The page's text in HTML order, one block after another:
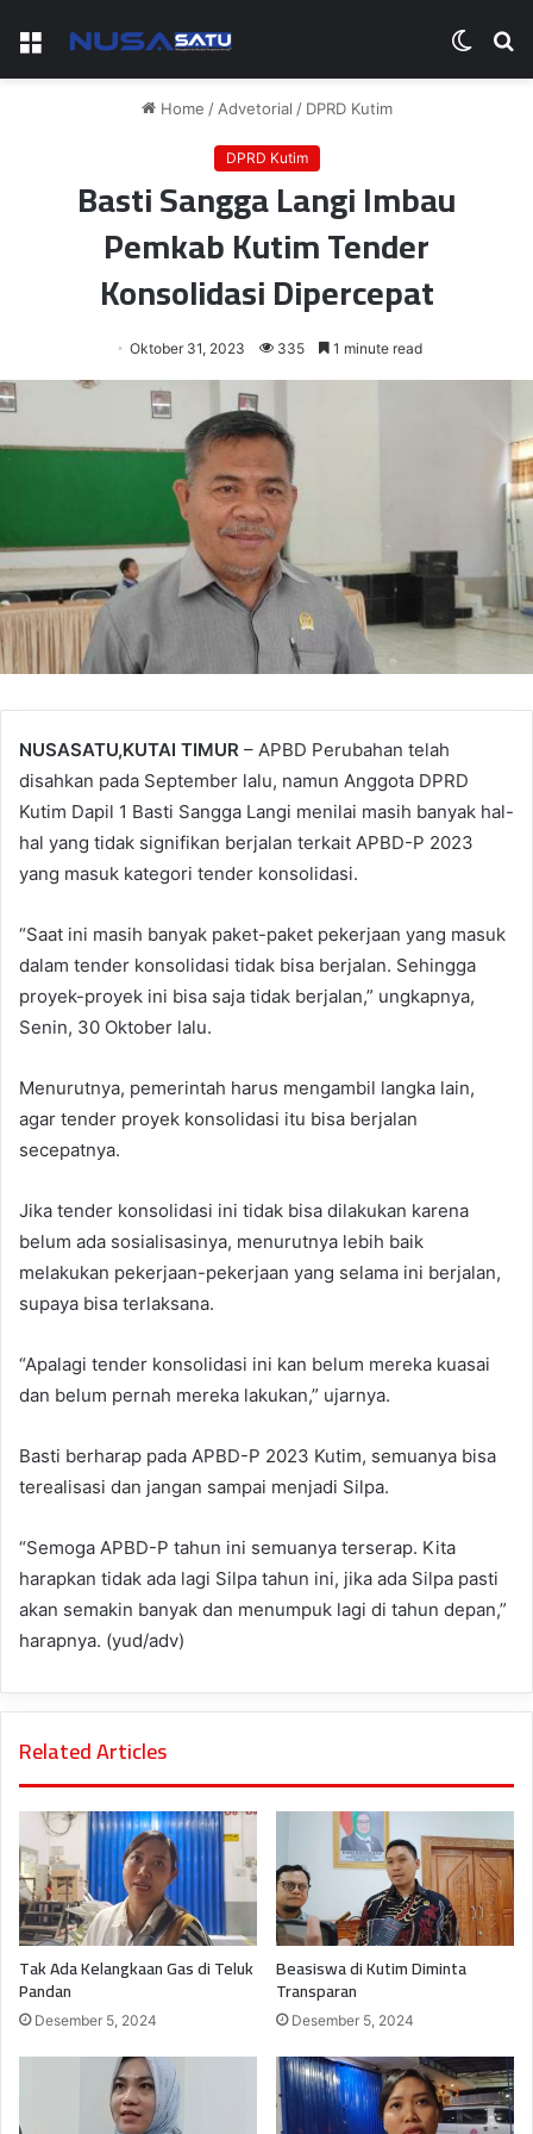
Menu
Switch
skin
Home / Advetorial / DPRD Kutim
DPRD Kutim
Basti Sangga Langi Imbau
Pemkab Kutim Tender
Konsolidasi Dipercepat
Oktober 31, 2023 335 1 minute read
NUSASATU,KUTAI TIMUR – APBD Perubahan telah
disahkan pada September lalu, namun Anggota DPRD
Kutim Dapil 1 Basti Sangga Langi menilai masih banyak hal-
hal yang tidak signifikan berjalan terkait APBD-P 2023
yang masuk kategori tender konsolidasi.
“Saat ini masih banyak paket-paket pekerjaan yang masuk
dalam tender konsolidasi tidak bisa berjalan. Sehingga
proyek-proyek ini bisa saja tidak berjalan,” ungkapnya,
Senin, 30 Oktober lalu.
Menurutnya, pemerintah harus mengambil langka lain,
agar tender proyek konsolidasi itu bisa berjalan
secepatnya.
Jika tender konsolidasi ini tidak bisa dilakukan karena
belum ada sosialisasinya, menurutnya lebih baik
melakukan pekerjaan-pekerjaan yang selama ini berjalan,
supaya bisa terlaksana.
“Apalagi tender konsolidasi ini kan belum mereka kuasai
dan belum pernah mereka lakukan,” ujarnya.
Basti berharap pada APBD-P 2023 Kutim, semuanya bisa
terealisasi dan jangan sampai menjadi Silpa.
“Semoga APBD-P tahun ini semuanya terserap. Kita
harapkan tidak ada lagi Silpa tahun ini, jika ada Silpa pasti
akan semakin banyak dan menumpuk lagi di tahun depan,”
harapnya. (yud/adv)
Related Articles
Tak Ada Kelangkaan Gas di Teluk
Pandan
Desember 5, 2024
Beasiswa di Kutim Diminta
Transparan
Desember 5, 2024